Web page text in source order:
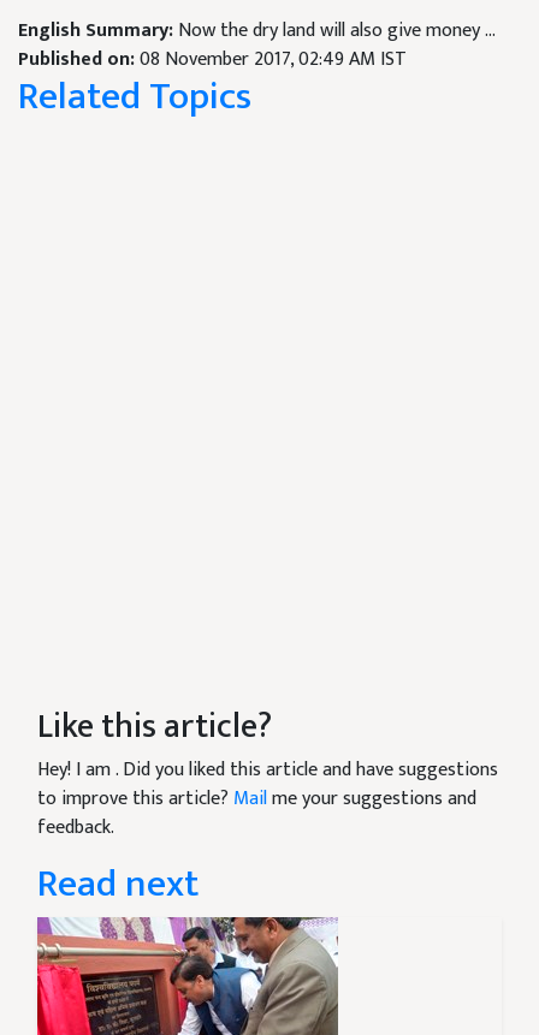
English Summary:Now the dry land will also give money ...
Published on:08 November 2017, 02:49 AM IST
Related Topics
Like this article?
Hey! I am. Did you liked this article and have suggestions
to improve this article? Mailme your suggestions and
feedback.
Read next